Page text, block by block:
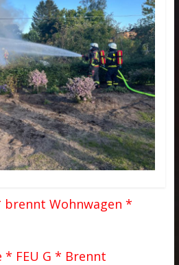
brennt Wohnwagen *
* FEU G * Brennt